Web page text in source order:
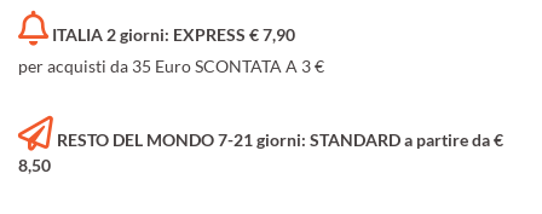
ITALIA 2 giorni: EXPRESS € 7,90
per acquisti da 35 Euro SCONTATA A 3 €
RESTO DEL MONDO 7-21 giorni: STANDARD a partire da €
8,50